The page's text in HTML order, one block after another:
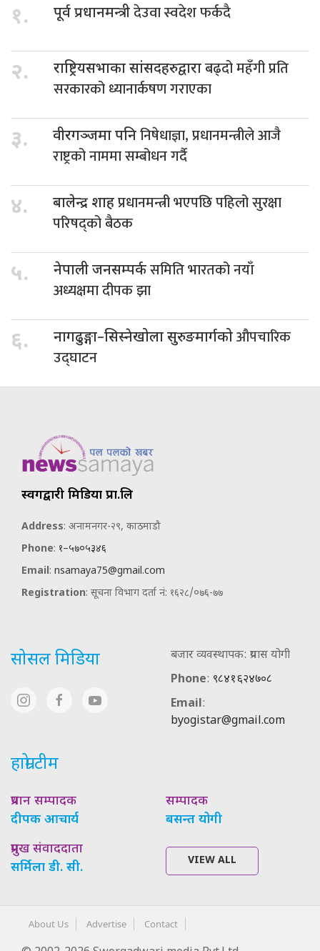
१. पूर्व प्रधानमन्त्रीदेउवा स्वदेश फर्कदै
२. राष्ट्रियसभाका सांसदहरुद्वाराबढ्दो महँगी प्रति
सरकारको ध्यानार्कषण गराएका
३. वीरगञ्जमा पनिनिषेधाज्ञा, प्रधानमन्त्रीले आजै
राष्ट्रको नाममा सम्बोधन गर्दै
४. बालेन्द्र शाहप्रधानमन्त्री भएपछि पहिलो सुरक्षा
परिषद्को बैठक
५. नेपाली जनसम्पर्कसमिति भारतको नयाँ
अध्यक्षमा दीपक झा
६. नागढुङ्गा–सिस्नेखोला सुरुङमार्गकोऔपचारिक
उद्घाटन
स्वर्गद्वारी मिडिया प्रा.लि
Address: अनामनगर-२९, काठमाडौ
Phone: १–५७०५३४६
Email: nsamaya75@gmail.com
Registration: सूचना विभाग दर्ता नं: १६२८/०७६-७७
सोसल मिडिया
बजार व्यवस्थापक: प्रयास योगी
Phone: ९८४१६२४७०८
Email:
byogistar@gmail.com
हाम्रो टीम
प्रधान सम्पादक
दीपक आचार्य
सम्पादक
बसन्त योगी
प्रमुख संवाददाता
सर्मिला डी. सी.
VIEW ALL
About Us Advertise Contact